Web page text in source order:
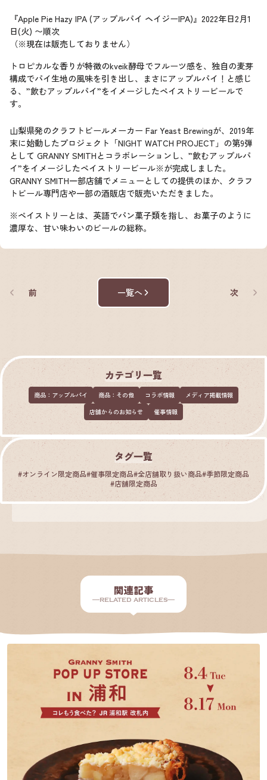
『Apple Pie Hazy IPA (アップルパイ ヘイジーIPA)』2022年日2月1
日(火) 〜順次
（※現在は販売しておりません）
トロピカルな香りが特徴のkveik酵母でフルーツ感を、独自の麦芽
構成でパイ生地の風味を引き出し、まさにアップルパイ！と感じ
る、”飲むアップルパイ”をイメージしたペイストリービールで
す。
山梨県発のクラフトビールメーカー Far Yeast Brewingが、2019年
末に始動したプロジェクト「NIGHT WATCH PROJECT」の第9弾
として GRANNY SMITHとコラボレーションし、”飲むアップルパ
イ”をイメージしたペイストリービール※が完成しました。
GRANNY SMITH一部店舗でメニューとしての提供のほか、クラフ
トビール専門店や一部の酒販店で販売いただきました。
※ペイストリーとは、英語でパン菓子類を指し、お菓子のように
濃厚な、甘い味わいのビールの総称。
前 一覧へ 次
カテゴリ一覧
商品：アップルパイ 商品：その他 コラボ情報
メディア掲載情報
店舗からのお知らせ
催事情報
タグ一覧
#オンライン限定商品#催事限定商品#全店舗取り扱い商品#季節限定商品
#店舗限定商品
関連記事
RELATED ARTICLES